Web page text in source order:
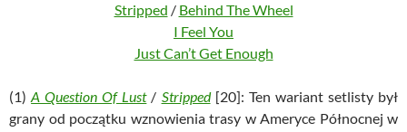
Stripped / Behind The Wheel
I Feel You
Just Can’t Get Enough
(1)A Question Of Lust/ Stripped[20]: Ten wariant setlisty był
grany od początku wznowienia trasy w Ameryce Północnej w